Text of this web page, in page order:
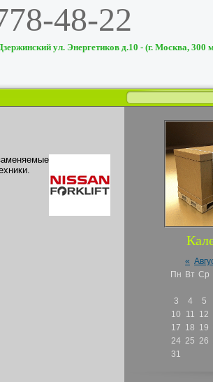
48-22
ул. Энергетиков д.10 - (г. Москва,
«
Пн Вт Ср
3
4 5
10
11 12
17 18 19
24 25 26
31